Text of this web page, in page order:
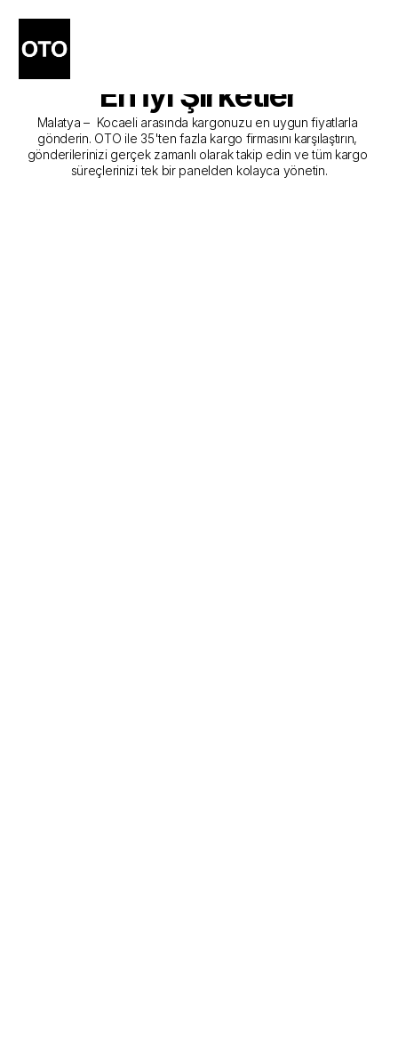
Malatya - Kocaeli Kargo
Gönderim Hizmeti Sunan
En İyi Şirketler
Malatya –  Kocaeli arasında kargonuzu en uygun fiyatlarla
gönderin. OTO ile 35'ten fazla kargo firmasını karşılaştırın,
gönderilerinizi gerçek zamanlı olarak takip edin ve tüm kargo
süreçlerinizi tek bir panelden kolayca yönetin.